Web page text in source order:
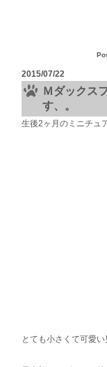
2015/07/22
Ｍダックス
す、。
生後2ヶ月のミニチュ
とても小さくて可愛